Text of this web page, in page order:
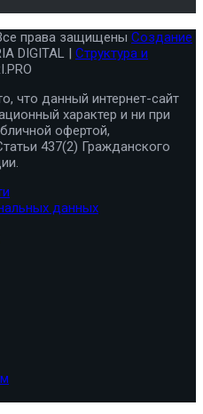
права защищены Создание
DIGITAL | Структура и
что данный интернет-сайт
характер и ни при
офертой,
437(2) Гражданского
данных